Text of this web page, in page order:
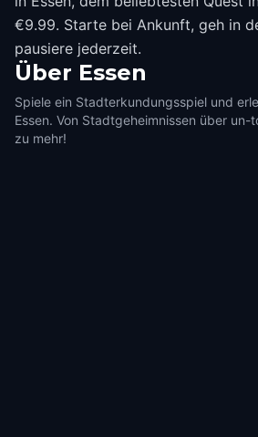
€9.99. Starte bei Ankunft, geh in
pausiere jederzeit.
Über Essen
Spiele ein Stadterkundungsspiel und
Essen. Von Stadtgeheimnissen über un-
zu mehr!